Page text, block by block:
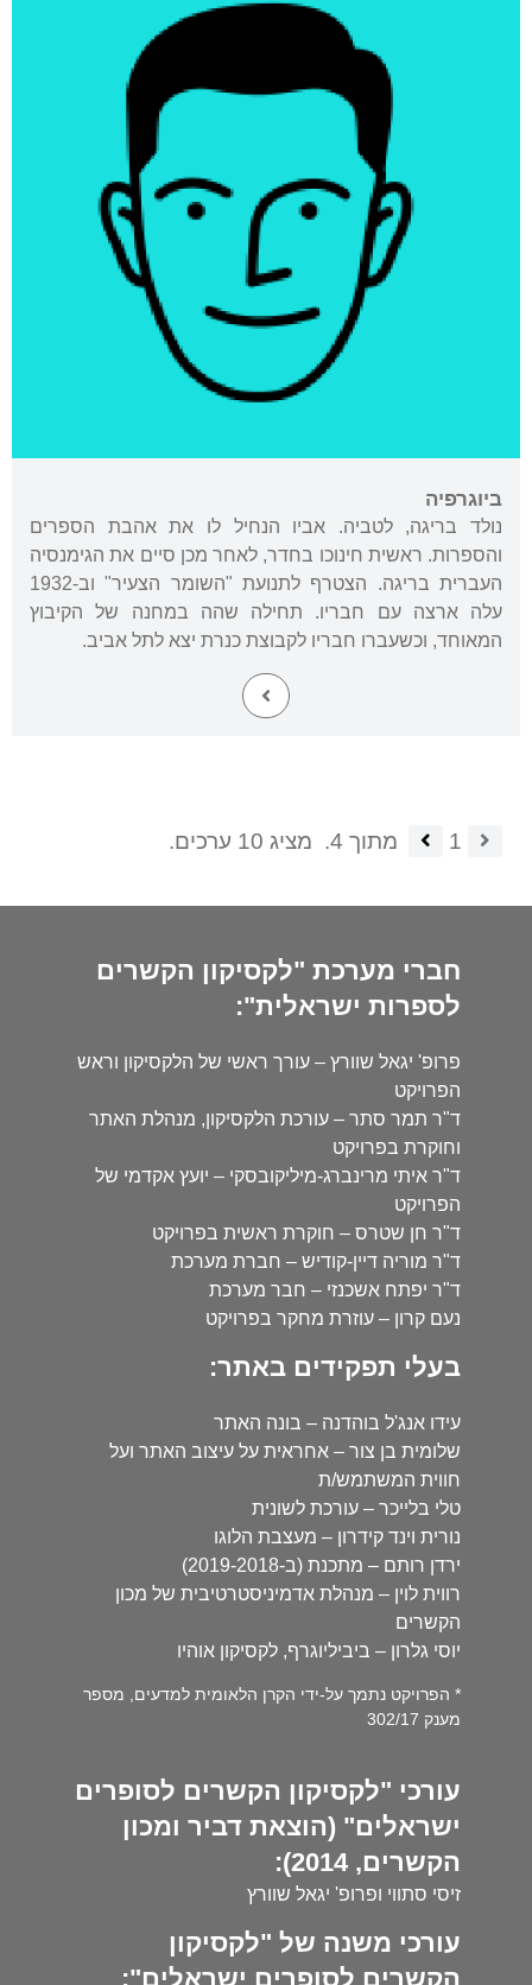
ביוגרפיה
נולד בריגה, לטביה. אביו הנחיל לו את אהבת הספרים
והספרות. ראשית חינוכו בחדר, לאחר מכן סיים את הגימנסיה
העברית בריגה. הצטרף לתנועת "השומר הצעיר" וב-1932
עלה ארצה עם חבריו. תחילה שהה במחנה של הקיבוץ
המאוחד, וכשעברו חבריו לקבוצת כנרת יצא לתל אביב.
1 מתוך 4. מציג 10 ערכים.
חברי מערכת "לקסיקון הקשרים
לספרות ישראלית":
פרופ' יגאל שוורץ – עורך ראשי של הלקסיקון וראש
הפרויקט
ד"ר תמר סתר – עורכת הלקסיקון, מנהלת האתר
וחוקרת בפרויקט
ד"ר איתי מרינברג-מיליקובסקי – יועץ אקדמי של
הפרויקט
ד"ר חן שטרס – חוקרת ראשית בפרויקט
ד"ר מוריה דיין-קודיש – חברת מערכת
ד"ר יפתח אשכנזי – חבר מערכת
נעם קרון – עוזרת מחקר בפרויקט
בעלי תפקידים באתר:
עידו אנג'ל בוהדנה – בונה האתר
שלומית בן צור – אחראית על עיצוב האתר ועל
חווית המשתמש/ת
טלי בלייכר – עורכת לשונית
נורית וינד קידרון – מעצבת הלוגו
ירדן רותם – מתכנת (ב-2019-2018)
רווית לוין – מנהלת אדמיניסטרטיבית של מכון
הקשרים
יוסי גלרון – ביביליוגרף, לקסיקון אוהיו
* הפרויקט נתמך על-ידי הקרן הלאומית למדעים, מספר
מענק 302/17
עורכי "לקסיקון הקשרים לסופרים
ישראלים" (הוצאת דביר ומכון
הקשרים, 2014):
זיסי סתווי ופרופ' יגאל שוורץ
עורכי משנה של "לקסיקון
הקשרים לסופרים ישראלים":